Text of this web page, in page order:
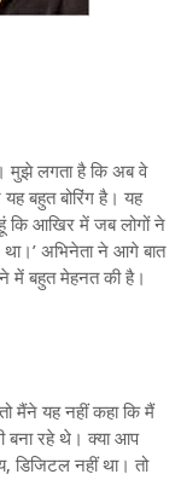
मुझे लगता है कि अब वे
बहुत बोरिंग है। यह
कि आखिर में जब लोगों ने
अभिनेता ने आगे बात
में बहुत मेहनत की है।
मैंने यह नहीं कहा कि मैं
बना रहे थे। क्या आप
डिजिटल नहीं था। तो